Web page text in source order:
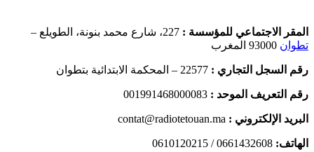
المقر الاجتماعي للمؤسسة : 227، شارع محمد بنونة، الطويلع –
تطوان
رقم السجل التجاري : 22577 – المحكمة الابتدائية بتطوان
رقم التعريف الموحد : 001991468000083
البريد الإلكتروني : contat@radiotetouan.ma
الهاتف: 0661432608 / 0610120215